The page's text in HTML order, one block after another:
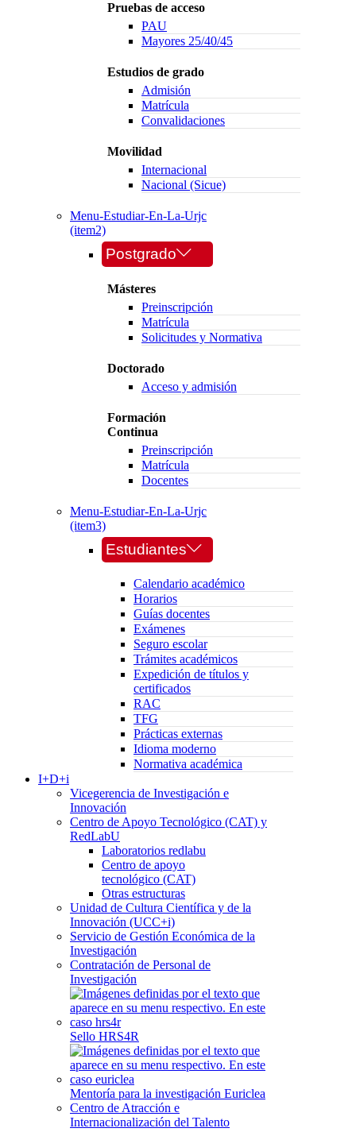
Pruebas de acceso
PAU
Mayores 25/40/45
Estudios de grado
Admisión
Matrícula
Convalidaciones
Movilidad
Internacional
Nacional (Sicue)
Menu-Estudiar-En-La-Urjc
(item2)
Postgrado
Másteres
Preinscripción
Matrícula
Solicitudes y Normativa
Doctorado
Acceso y admisión
Formación
Continua
Preinscripción
Matrícula
Docentes
Menu-Estudiar-En-La-Urjc
(item3)
Estudiantes
Calendario académico
Horarios
Guías docentes
Exámenes
Seguro escolar
Trámites académicos
Expedición de títulos y
certificados
RAC
TFG
Prácticas externas
Idioma moderno
Normativa académica
I+D+i
Vicegerencia de Investigación e
Innovación
Centro de Apoyo Tecnológico (CAT) y
RedLabU
Laboratorios redlabu
Centro de apoyo
tecnológico (CAT)
Otras estructuras
Unidad de Cultura Científica y de la
Innovación (UCC+i)
Servicio de Gestión Económica de la
Investigación
Contratación de Personal de
Investigación
Sello HRS4R
Mentoría para la investigación Euriclea
Centro de Atracción e
Internacionalización del Talento